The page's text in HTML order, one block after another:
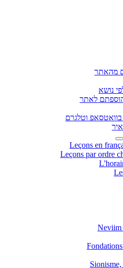
מהאתר
נושא
לאתר
בוואטסאפ וטלגרם
Leçons en
Leçons par ordre
Neviim